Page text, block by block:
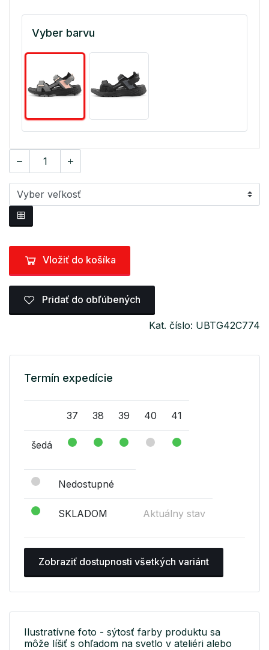
Vyber barvu
Vložiť do košíka
Pridať do obľúbených
Kat. číslo: UBTG42C774
Termín expedície
37 38 39 40 41
šedá
Nedostupné
SKLADOM Aktuálny stav
Zobraziť dostupnosti všetkých variánt
Ilustratívne foto - sýtosť farby produktu sa
môže líšiť s ohľadom na svetlo v ateliéri alebo